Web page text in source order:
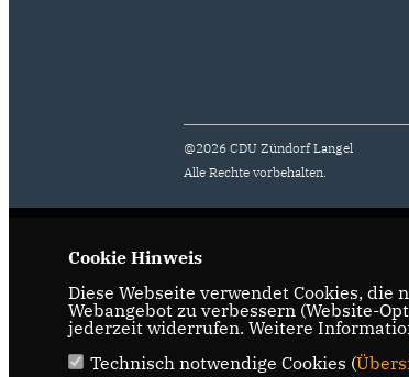
@2026 CDU Zündorf Langel
Alle Rechte vorbehalten.
Cookie Hinweis
Diese Webseite verwendet Cookies,
Webangebot zu verbessern (Website-
jederzeit widerrufen. Weitere
Technisch notwendige Cookies (